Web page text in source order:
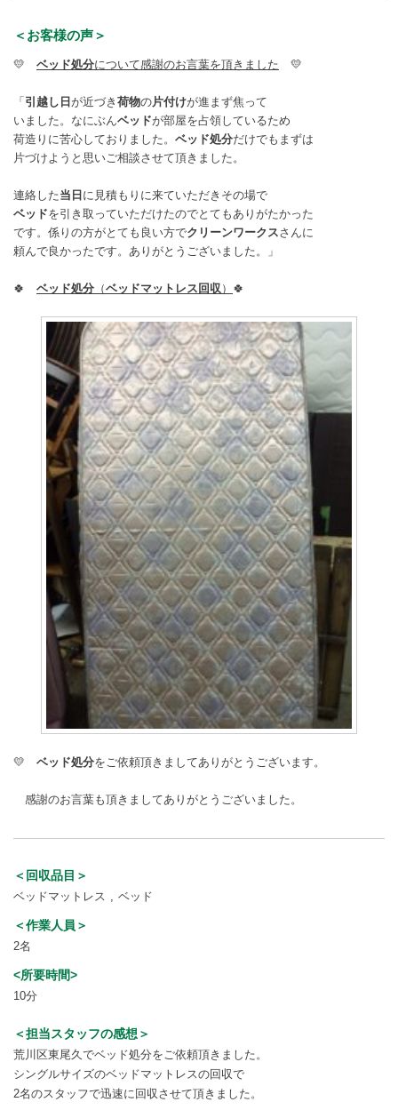
＜お客様の声＞
💛 ベッド処分について感謝のお言葉を頂きました 💛
「 引越し日 が近づき 荷物の片付けが進まず焦って
いました。なにぶんベッドが部屋を占領しているため
荷造りに苦心しておりました。 ベッド処分だけでもまずは
片づけようと思いご相談させて頂きました。
連絡した当日 に見積もりに来ていただきその場で
ベッドを引き取っていただけたのでとてもありがたかった
です。係りの方がとても良い方でクリーンワークスさんに
頼んで良かったです。ありがとうございました。」
🍀 ベッド処分 （ベッドマットレス回収） 🍀
💛 ベッド処分をご依頼頂きましてありがとうございます。
感謝のお言葉も頂きましてありがとうございました。
＜回収品目＞
ベッドマットレス ベッド
＜作業人員＞
2名
<所要時間>
10分
＜担当スタッフの感想＞
荒川区東尾久でベッド処分をご依頼頂きました。
シングルサイズのベッドマットレスの回収で
2名のスタッフで迅速に回収させて頂きました。